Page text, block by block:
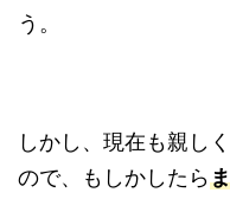
う。
しかし、現在も親し
ので、もしかしたら